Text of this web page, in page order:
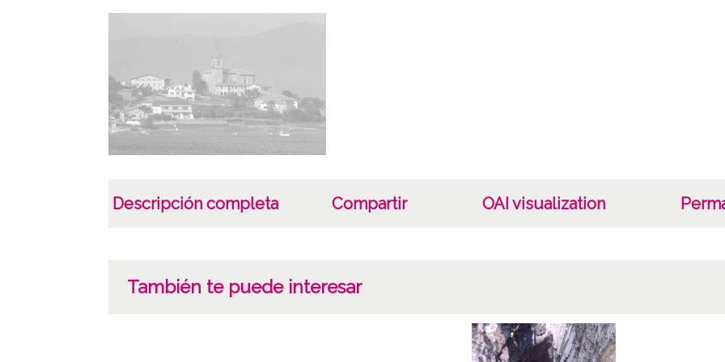
Descripción completa Compartir OAI visualization
También te puede interesar